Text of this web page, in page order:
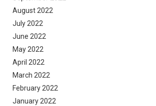
August 2022
July 2022
June 2022
May 2022
April 2022
March 2022
February 2022
January 2022